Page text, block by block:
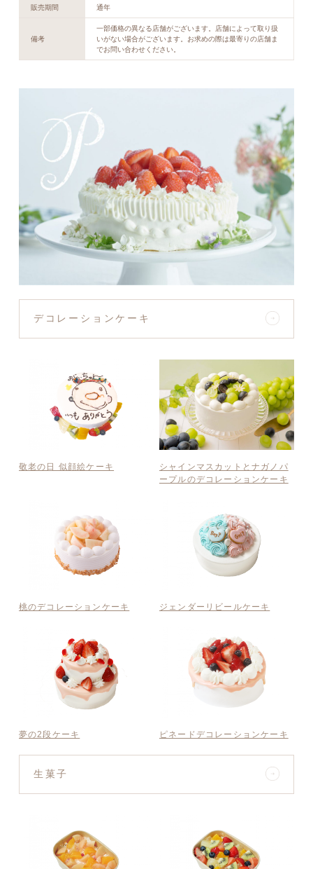
販売期間 通年
備考
一部価格の異なる店舗がございます。店舗によって取り扱
いがない場合がございます。お求めの際は最寄りの店舗ま
でお問い合わせください。
デコレーションケーキ
敬老の日 似顔絵ケーキ
シャインマスカットとナガノパ
ープルのデコレーションケーキ
桃のデコレーションケーキ ジェンダーリビールケーキ
夢の2段ケーキ ピネードデコレーションケーキ
生菓子